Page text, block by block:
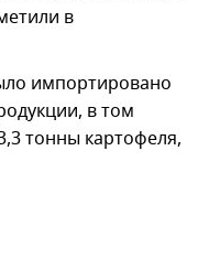
в
импортировано
в том
тонны картофеля,